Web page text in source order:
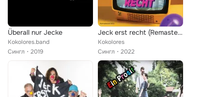
Überall nur Jecke
Kokolores.band
Сингл
2019
Jeck erst recht (Remastered 2022)
Kokolores
Сингл
2022